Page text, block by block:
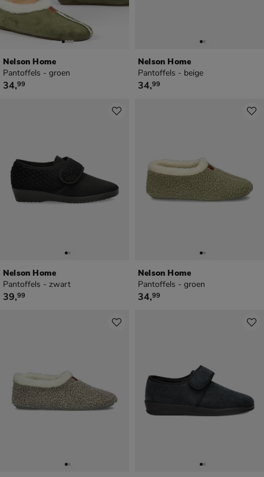
Nelson Home
Pantoffels - groen
€ 34,99
34,99
Nelson Home
Pantoffels - beige
€ 34,99
34,99
Nelson Home
Pantoffels - zwart
€ 39,99
39,99
Nelson Home
Pantoffels - groen
€ 34,99
34,99